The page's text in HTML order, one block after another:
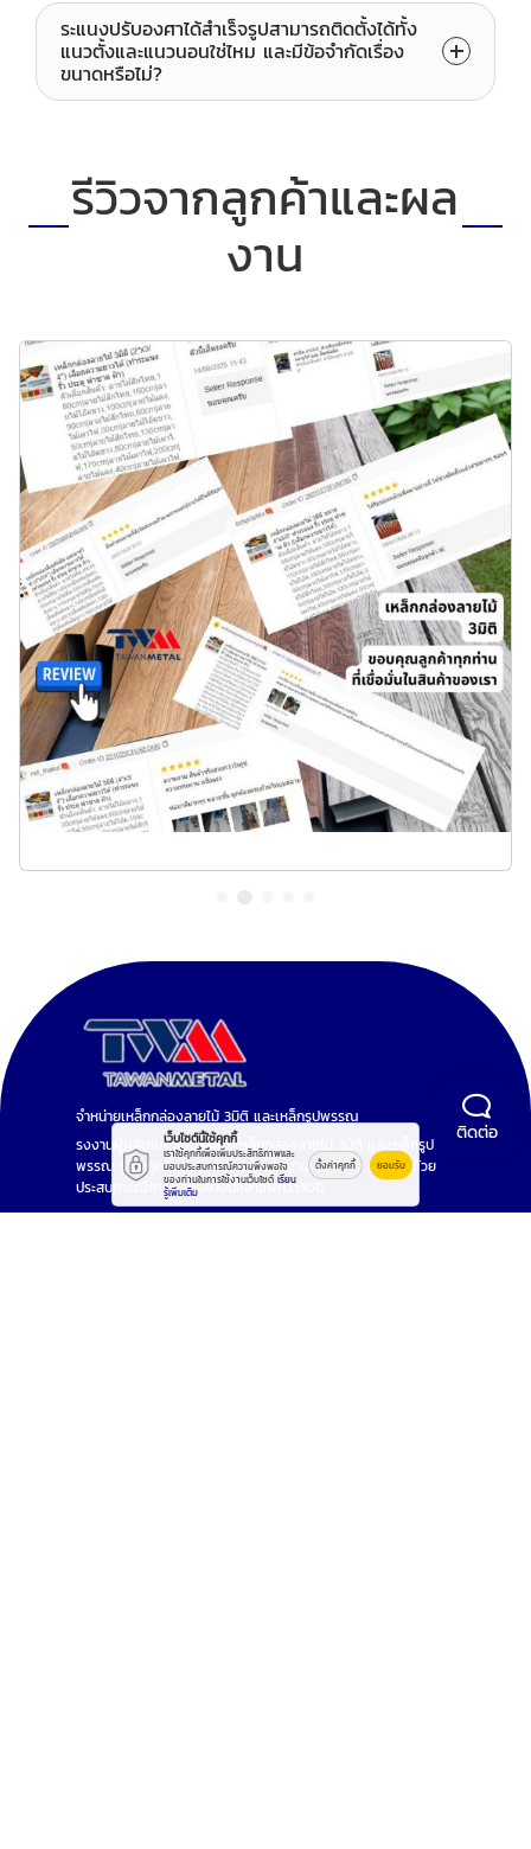
ระแนงปรับองศาได้สำเร็จรูปสามารถติดตั้งได้ทั้ง
แนวตั้งและแนวนอนใช่ไหม และมีข้อจำกัดเรื่อง
ขนาดหรือไม่?
รีวิวจากลูกค้าและผล
งาน
จำหน่ายเหล็กกล่องลายไม้ 3มิติ และเหล็กรูปพรรณ
รงงานผู้ผลิตและจัดจำหน่ายเหล็กกล่องลายไม้ 3มิติ และเหล็กรูป
พรรณ ราคาถูกที่สุด ซื่อสัตย์ ได้มาตรฐาน แข็งแรง ทนทาน ด้วย
ประสบการณ์การผลิตอย่างมืออาชีพกว่า30ปี
ติดต่อ
เว็บไซต์นี้ใช้คุกกี้
เราใช้คุกกี้เพื่อเพิ่มประสิทธิภาพและ
มอบประสบการณ์ความพึงพอใจ
ของท่านในการใช้งานเว็บไซต์ เรียน
รู้เพิ่มเติม
ตั้งค่าคุกกี้ ยอมรับ